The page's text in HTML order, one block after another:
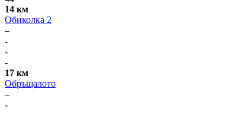
14 км
Обиколка 2
–
-
-
-
17 км
Обръщалото
–
-